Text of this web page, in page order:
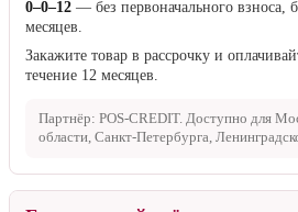
Оплата частями:сразу только
потом.
Сейчас доступна оплата частями на
Рассрочка